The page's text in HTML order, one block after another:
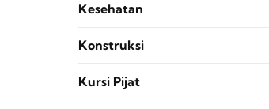
Kesehatan
Konstruksi
Kursi Pijat